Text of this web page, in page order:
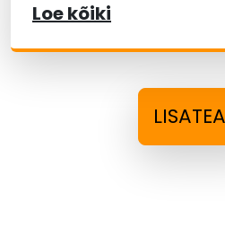
Loe kõiki